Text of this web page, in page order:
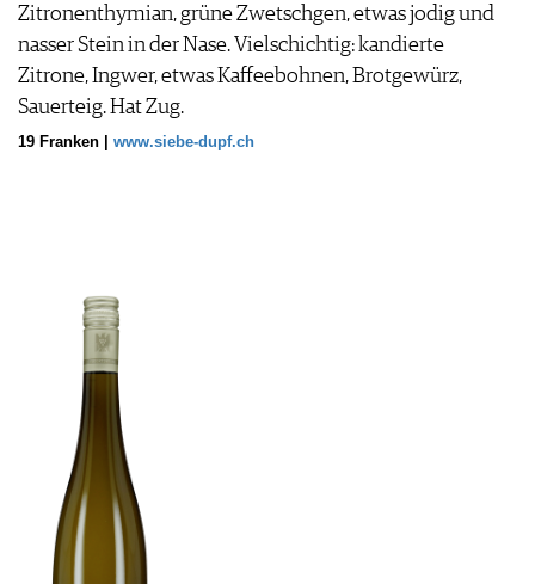
Zitronenthymian, grüne Zwetschgen, etwas jodig und
nasser Stein in der Nase. Vielschichtig: kandierte
Zitrone, Ingwer, etwas Kaffeebohnen, Brotgewürz,
Sauerteig. Hat Zug.
19 Franken | www.siebe-dupf.ch